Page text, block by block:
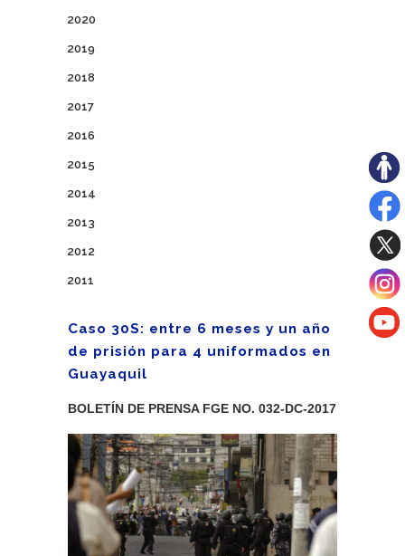
2020
2019
2018
2017
2016
2015
2014
2013
2012
2011
Caso 30S: entre 6 meses y un año
de prisión para 4 uniformados en
Guayaquil
BOLETÍN DE PRENSA FGE NO. 032-DC-2017